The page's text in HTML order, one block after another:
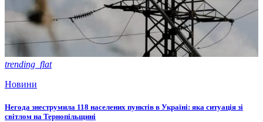
trending_flat
Новини
Негода знеструмила 118 населених пунктів в Україні: яка ситуація зі
світлом на Тернопільщині